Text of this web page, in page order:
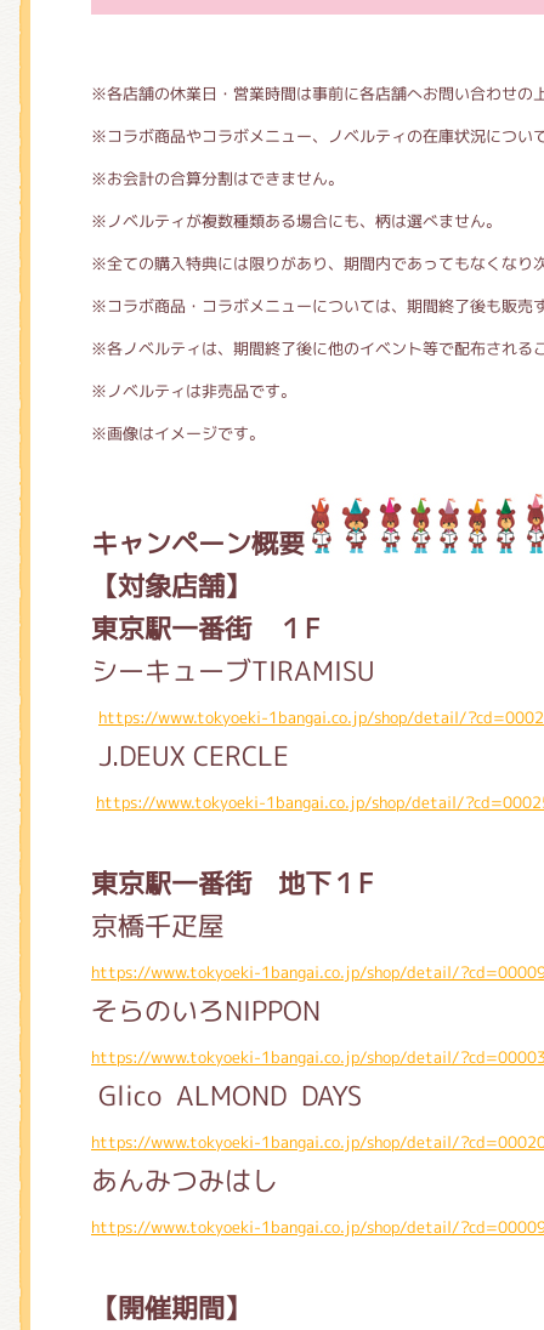
※各店舗の休業日・営業時間は事前に各店舗へお問い合わせの
※コラボ商品やコラボメニュー、ノベルティの在庫状況につい
※お会計の合算分割はできません。
※ノベルティが複数種類ある場合にも、柄は選べません。
※全ての購入特典には限りがあり、期間内であってもなくなり
※コラボ商品・コラボメニューについては、期間終了後も販売
※各ノベルティは、期間終了後に他のイベント等で配布される
※ノベルティは非売品です。
※画像はイメージです。
キャンペーン概要
【対象店舗】
東京駅一番街 １F
シーキューブTIRAMISU
https://www.tokyoeki-1bangai.co.jp/shop/detail/
J.DEUX CERCLE
https://www.tokyoeki-1bangai.co.jp/shop/detail/
東京駅一番街 地下１F
京橋千疋屋
https://www.tokyoeki-1bangai.co.jp/shop/detail/
そらのいろNIPPON
https://www.tokyoeki-1bangai.co.jp/shop/detail/
Glico ALMOND DAYS
https://www.tokyoeki-1bangai.co.jp/shop/detail/
あんみつみはし
https://www.tokyoeki-1bangai.co.jp/shop/detail/
【開催期間】